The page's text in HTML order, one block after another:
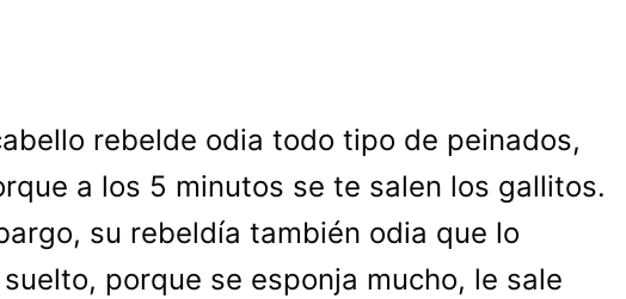
rebelde odia todo tipo de peinados,
a los 5 minutos se te salen los gallitos.
su rebeldía también odia que lo
porque se esponja mucho, le sale